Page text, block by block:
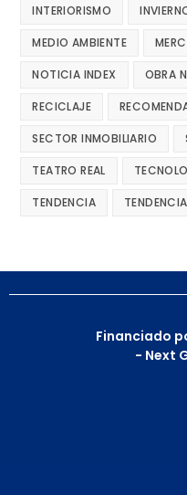
INTERIORISMO
MEDIO AMBIENTE
NOTICIA INDEX OBRA
RECICLAJE
SECTOR INMOBILIARIO
TEATRO REAL
TENDENCIA
Financiado
- Next